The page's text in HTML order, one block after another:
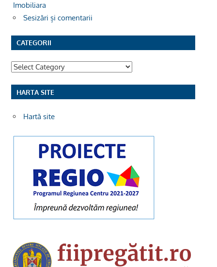
Imobiliara
Sesizări și comentarii
CATEGORII
Categorii
HARTA SITE
Hartă site